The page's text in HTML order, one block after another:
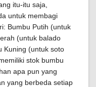
itu-itu saja,
untuk membagi
Bumbu Putih (untuk
(untuk balado
Kuning (untuk soto
stok bumbu
apa pun yang
yang berbeda setiap